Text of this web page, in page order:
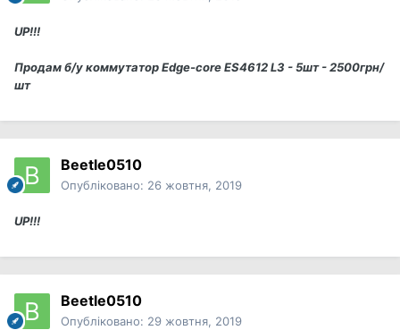
UP!!!
Продам б/у коммутатор Edge-core ES4612 L3 - 5шт - 2500грн/
шт
Beetle0510
Опубліковано: 26 жовтня, 2019
UP!!!
Beetle0510
Опубліковано: 29 жовтня, 2019